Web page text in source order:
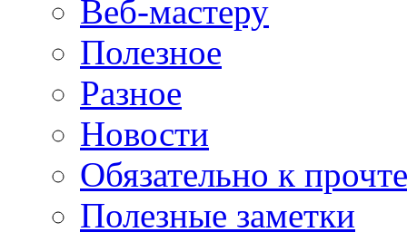
Веб-мастеру
Полезное
Разное
Новости
Обязательно к
Полезные заметки